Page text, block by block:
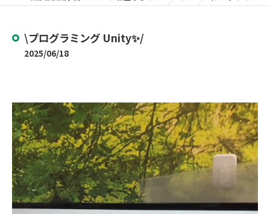
\プログラミング Unity✨/
2025/06/18